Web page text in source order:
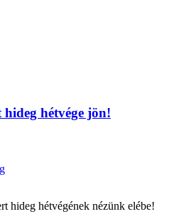
hétvége jön!
hideg hétvégének nézünk elébe!